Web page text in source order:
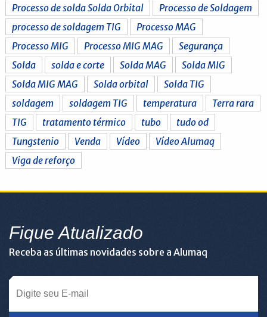
Processo de solda Solda Orbital
Processo de Soldagem
processo de soldagem TIG
Processo MAG
Processo MIG
Processo MIG MAG
Segurança
Solda
solda e corte Solda MAG
Solda MIG
Solda MIG MAG
Solda orbital
Solda TIG
soldagem
soldagem TIG temperatura
Terra rara
TIG
tratamento térmico tubo
tudo od
Tungstenio
Venda Vídeo
Vídeo Alumaq
Viga de reforço
Fique Atualizado
Receba as últimas novidades sobre a Alumaq